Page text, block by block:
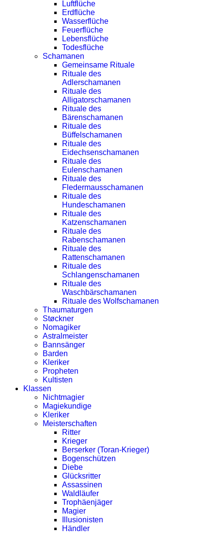
Luftflüche
Erdflüche
Wasserflüche
Feuerflüche
Lebensflüche
Todesflüche
Schamanen
Gemeinsame Rituale
Rituale des
Adlerschamanen
Rituale des
Alligatorschamanen
Rituale des
Bärenschamanen
Rituale des
Büffelschamanen
Rituale des
Eidechsenschamanen
Rituale des
Eulenschamanen
Rituale des
Fledermausschamanen
Rituale des
Hundeschamanen
Rituale des
Katzenschamanen
Rituale des
Rabenschamanen
Rituale des
Rattenschamanen
Rituale des
Schlangenschamanen
Rituale des
Waschbärschamanen
Rituale des Wolfschamanen
Thaumaturgen
Støckner
Nomagiker
Astralmeister
Bannsänger
Barden
Kleriker
Propheten
Kultisten
Klassen
Nichtmagier
Magiekundige
Kleriker
Meisterschaften
Ritter
Krieger
Berserker (Toran-Krieger)
Bogenschützen
Diebe
Glücksritter
Assassinen
Waldläufer
Trophäenjäger
Magier
Illusionisten
Händler